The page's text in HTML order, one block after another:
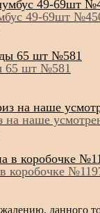
49-69шт
65 шт №581
на наше
коробочке
данного